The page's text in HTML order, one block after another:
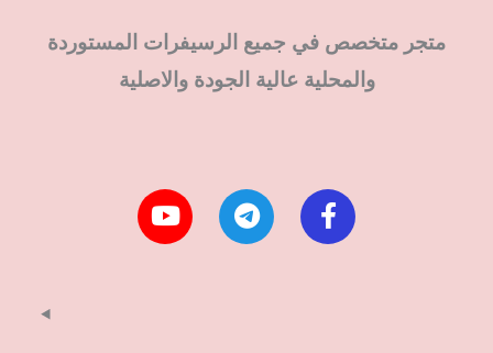
متجر متخصص في جميع الرسيفرات المستوردة
والمحلية عالية الجودة والاصلية